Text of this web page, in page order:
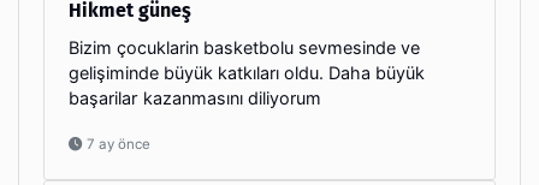
Hikmet güneş
Bizim çocuklarin basketbolu sevmesinde ve
gelişiminde büyük katkıları oldu. Daha büyük
başarilar kazanmasını diliyorum
7 ay önce